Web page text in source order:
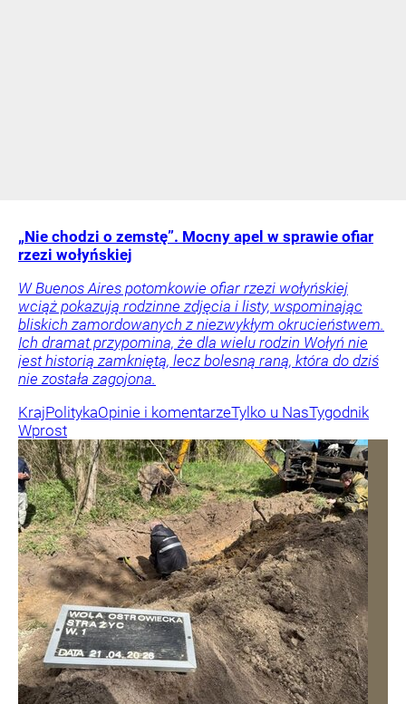
„Nie chodzi o zemstę”. Mocny apel w sprawie ofiar
rzezi wołyńskiej
W Buenos Aires potomkowie ofiar rzezi wołyńskiej
wciąż pokazują rodzinne zdjęcia i listy, wspominając
bliskich zamordowanych z niezwykłym okrucieństwem.
Ich dramat przypomina, że dla wielu rodzin Wołyń nie
jest historią zamkniętą, lecz bolesną raną, która do dziś
nie została zagojona.
KrajPolitykaOpinie i komentarzeTylko u NasTygodnik
Wprost